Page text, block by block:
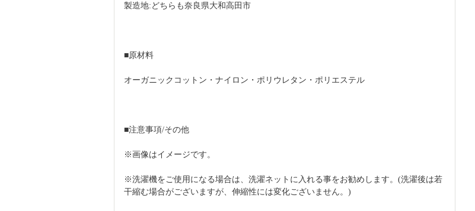
製造地:どちらも奈良県大和高田市
■原材料
オーガニックコットン・ナイロン・ポリウレタン・ポリエステル
■注意事項/その他
※画像はイメージです。
※洗濯機をご使用になる場合は、洗濯ネットに入れる事をお勧めします。(洗濯後は若
干縮む場合がございますが、伸縮性には変化ございません。)